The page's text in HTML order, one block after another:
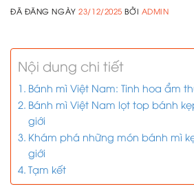
ĐÃ ĐĂNG NGÀY23/12/2025 BỞI ADMIN
Nội dung chi tiết
Bánh mì Việt Nam: Tinh hoa ẩm
Bánh mì Việt Nam lọt top bánh
giới
Khám phá những món bánh mì
giới
Tạm kết